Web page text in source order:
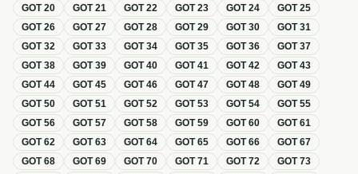
GOT20 GOT21 GOT22 GOT23 GOT24 GOT25
GOT26 GOT27 GOT28 GOT29 GOT30 GOT31
GOT32 GOT33 GOT34 GOT35 GOT36 GOT37
GOT38 GOT39 GOT40 GOT41 GOT42 GOT43
GOT44 GOT45 GOT46 GOT47 GOT48 GOT49
GOT50 GOT51 GOT52 GOT53 GOT54 GOT55
GOT56 GOT57 GOT58 GOT59 GOT60 GOT61
GOT62 GOT63 GOT64 GOT65 GOT66 GOT67
GOT68 GOT69 GOT70 GOT71 GOT72 GOT73